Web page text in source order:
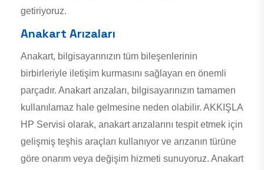
getiriyoruz.
Anakart Arızaları
Anakart, bilgisayarınızın tüm bileşenlerinin
birbirleriyle iletişim kurmasını sağlayan en önemli
parçadır. Anakart arızaları, bilgisayarınızın tamamen
kullanılamaz hale gelmesine neden olabilir. AKKIŞLA
HP Servisi olarak, anakart arızalarını tespit etmek için
gelişmiş teşhis araçları kullanıyor ve arızanın türüne
göre onarım veya değişim hizmeti sunuyoruz. Anakart